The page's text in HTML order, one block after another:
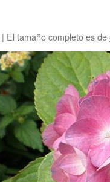
| El tamaño completo es de